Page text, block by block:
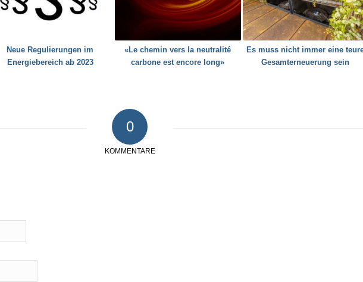
Neue Regulierungen im
Energiebereich ab 2023
«Le chemin vers la neutralité
carbone est encore long»
Es muss nicht immer eine
Gesamterneuerung sein
0
KOMMENTARE